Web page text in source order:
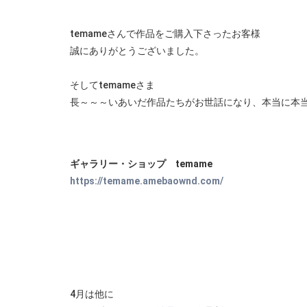
temameさんで作品をご購入下さったお客様
誠にありがとうございました。
そしてtemameさま
長～～～いあいだ作品たちがお世話になり、本当に本
ギャラリー・ショップ temame
https://temame.amebaownd.com/
4月は他に